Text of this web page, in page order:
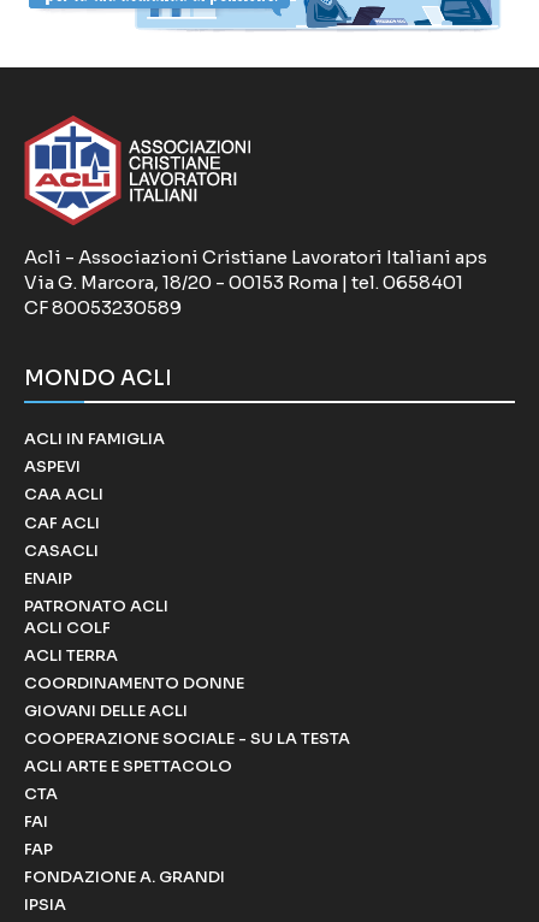
Acli - Associazioni Cristiane Lavoratori Italiani aps
Via G. Marcora, 18/20 - 00153 Roma | tel. 0658401
CF 80053230589
MONDO ACLI
ACLI IN FAMIGLIA
ASPEVI
CAA ACLI
CAF ACLI
CASACLI
ENAIP
PATRONATO ACLI
ACLI COLF
ACLI TERRA
COORDINAMENTO DONNE
GIOVANI DELLE ACLI
COOPERAZIONE SOCIALE - SU LA TESTA
ACLI ARTE E SPETTACOLO
CTA
FAI
FAP
FONDAZIONE A. GRANDI
IPSIA